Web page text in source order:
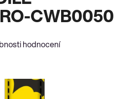
CWB0050
hodnocení